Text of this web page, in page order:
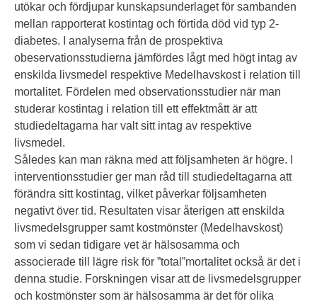
utökar och fördjupar kunskapsunderlaget för sambanden
mellan rapporterat kostintag och förtida död vid typ 2-
diabetes. I analyserna från de prospektiva
obeservationsstudierna jämfördes lågt med högt intag av
enskilda livsmedel respektive Medelhavskost i relation till
mortalitet. Fördelen med observationsstudier när man
studerar kostintag i relation till ett effektmått är att
studiedeltagarna har valt sitt intag av respektive
livsmedel.
Således kan man räkna med att följsamheten är högre. I
interventionsstudier ger man råd till studiedeltagarna att
förändra sitt kostintag, vilket påverkar följsamheten
negativt över tid. Resultaten visar återigen att enskilda
livsmedelsgrupper samt kostmönster (Medelhavskost)
som vi sedan tidigare vet är hälsosamma och
associerade till lägre risk för ”total”mortalitet också är det i
denna studie. Forskningen visar att de livsmedelsgrupper
och kostmönster som är hälsosamma är det för olika